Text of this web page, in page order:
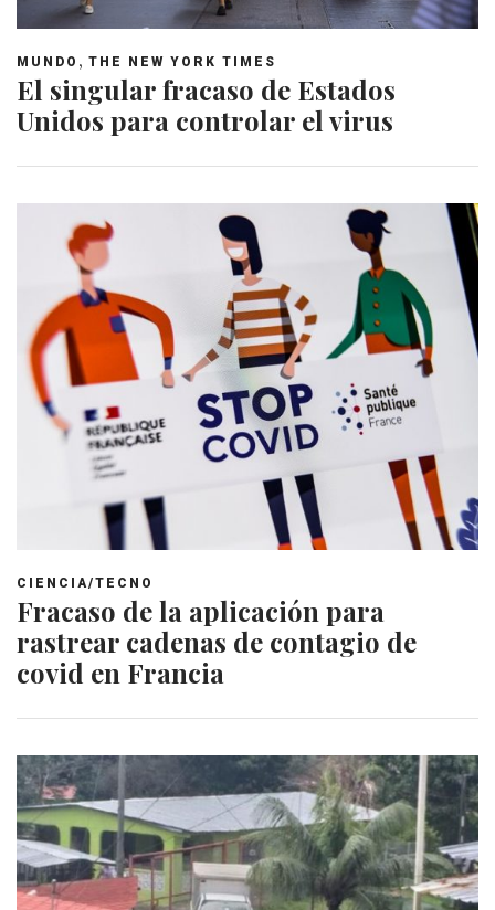
MUNDO , THE NEW YORK TIMES
El singular fracaso de Estados
Unidos para controlar el virus
CIENCIA/TECNO
Fracaso de la aplicación para
rastrear cadenas de contagio de
covid en Francia